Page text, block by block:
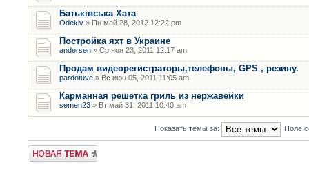
Батьківська Хата
Odekiv » Пн май 28, 2012 12:22 pm
Постройка яхт в Украине
andersen » Ср ноя 23, 2011 12:17 am
Продам видеорегистраторы,телефоны, GPS , резину.
pardotuve » Вс июн 05, 2011 11:05 am
Карманная решетка гриль из нержавейки
semen23 » Вт май 31, 2011 10:40 am
Показать темы за: Поле
Новая тема